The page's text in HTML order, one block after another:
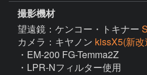
撮影機材
望遠鏡：ケンコー・トキナー
カメラ：キヤノン kissX5(新改
・EM-200 FG-Temma2Z
・LPR-Nフィルター使用